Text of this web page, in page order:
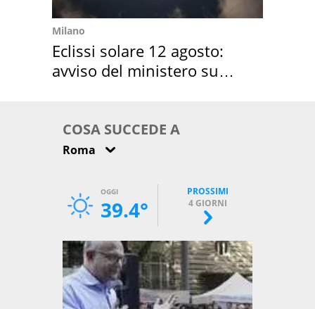
Milano
Eclissi solare 12 agosto:
avviso del ministero su